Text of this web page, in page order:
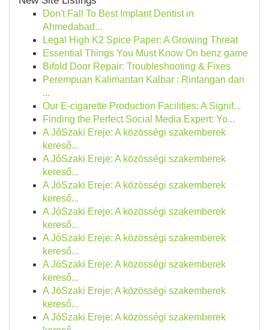
Don't Fall To Best Implant Dentist in
Ahmedabad...
Legal High K2 Spice Paper: A Growing Threat
Essential Things You Must Know On benz game
Bifold Door Repair: Troubleshooting & Fixes
Perempuan Kalimantan Kalbar : Rintangan dan
...
Our E-cigarette Production Facilities: A Signif...
Finding the Perfect Social Media Expert: Yo...
A JóSzaki Ereje: A közösségi szakemberek
kereső...
A JóSzaki Ereje: A közösségi szakemberek
kereső...
A JóSzaki Ereje: A közösségi szakemberek
kereső...
A JóSzaki Ereje: A közösségi szakemberek
kereső...
A JóSzaki Ereje: A közösségi szakemberek
kereső...
A JóSzaki Ereje: A közösségi szakemberek
kereső...
A JóSzaki Ereje: A közösségi szakemberek
kereső...
A JóSzaki Ereje: A közösségi szakemberek